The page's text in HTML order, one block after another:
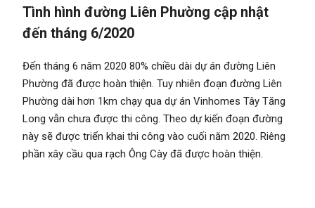
Tình hình đường Liên Phường cập nhật
đến tháng 6/2020
Đến tháng 6 năm 2020 80% chiều dài dự án đường Liên
Phường đã được hoàn thiện. Tuy nhiên đoạn đường Liên
Phường dài hơn 1km chạy qua dự án Vinhomes Tây Tăng
Long vẫn chưa được thi công. Theo dự kiến đoạn đường
này sẽ được triển khai thi công vào cuối năm 2020. Riêng
phần xây cầu qua rạch Ông Cày đã được hoàn thiện.